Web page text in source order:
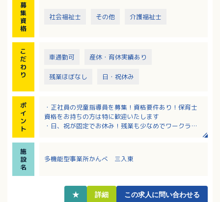
募
集
資
格
社会福祉士 その他 介護福祉士
こ
だ
わ
り
車通勤可 産休・育休実績あり
残業ほぼなし 日・祝休み
ポ
イ
ン
ト
・正社員の児童指導員を募集！資格要件あり！保育士
資格をお持ちの方は特に歓迎いたします
・日、祝が固定でお休み！残業も少なめでワークライ
環境です
・充実の昇給・賞与制度あり！頑張りをしっかり評価
施
設
名
多機能型事業所かんべ 三入東
★ 詳細 この求人に問い合わせる